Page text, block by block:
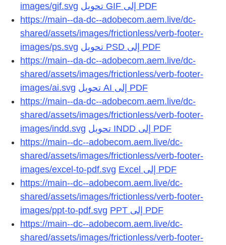
images/gif.svg
تحويل GIF إلى PDF
https://main--da-dc--adobecom.aem.live/dc-
shared/assets/images/frictionless/verb-footer-
images/ps.svg
تحويل PSD إلى PDF
https://main--da-dc--adobecom.aem.live/dc-
shared/assets/images/frictionless/verb-footer-
images/ai.svg
تحويل AI إلى PDF
https://main--da-dc--adobecom.aem.live/dc-
shared/assets/images/frictionless/verb-footer-
images/indd.svg
تحويل INDD إلى PDF
https://main--dc--adobecom.aem.live/dc-
shared/assets/images/frictionless/verb-footer-
images/excel-to-pdf.svg
https://main--dc--adobecom.aem.live/dc-
shared/assets/images/frictionless/verb-footer-
images/ppt-to-pdf.svg
https://main--dc--adobecom.aem.live/dc-
shared/assets/images/frictionless/verb-footer-